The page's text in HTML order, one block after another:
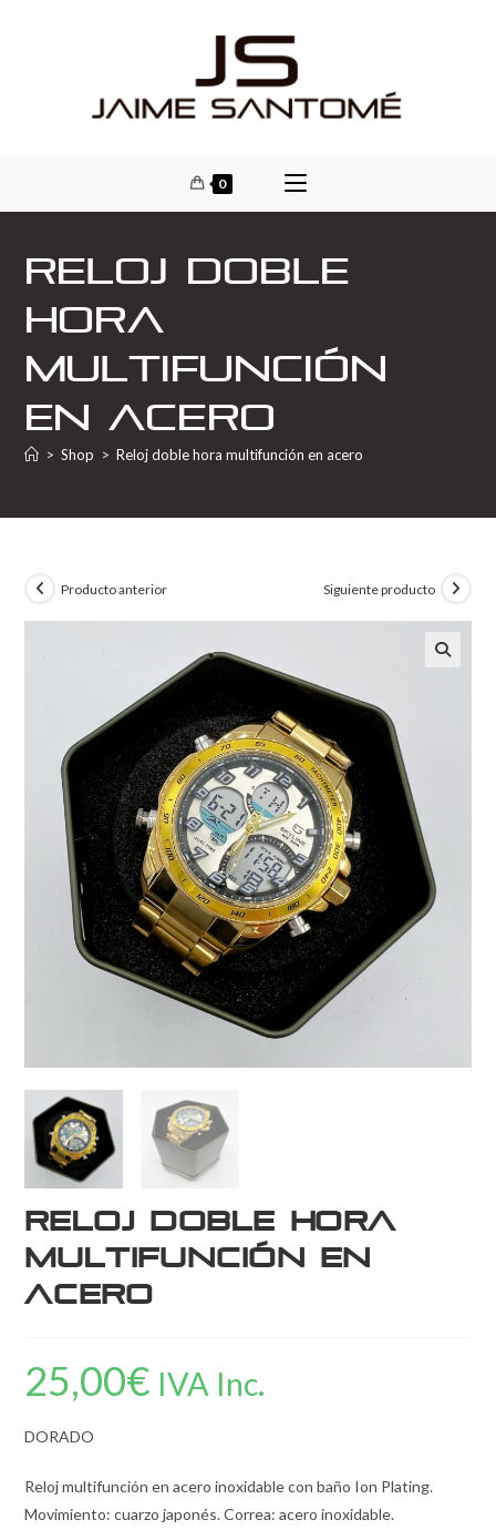
0
Reloj doble
hora
multifunción
en acero
> Shop > Reloj doble hora multifunción en acero
Producto anterior Siguiente producto
Reloj doble hora
multifunción en
acero
25,00€ IVA Inc.
DORADO
Reloj multifunción en acero inoxidable con baño Ion Plating.
Movimiento: cuarzo japonés. Correa: acero inoxidable.